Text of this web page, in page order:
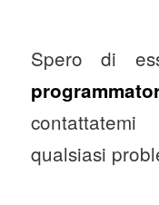
Spero di
qualsiasi